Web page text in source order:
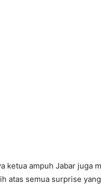
ketua ampuh Jabar juga
atas semua surprise